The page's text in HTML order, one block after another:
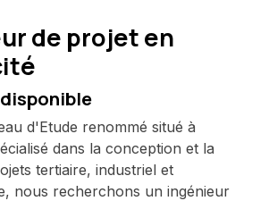
de projet en
d'Etude renommé situé à
dans la conception et la
tertiaire, industriel et
nous recherchons un ingénieur